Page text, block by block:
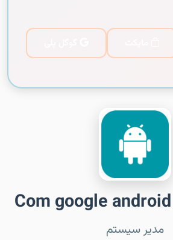
Com google
مدیر سیستم